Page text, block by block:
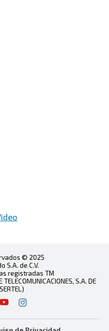
© 2025
S.A. de C.V.
registradas TM
TELECOMUNICACIONES, S.A. DE